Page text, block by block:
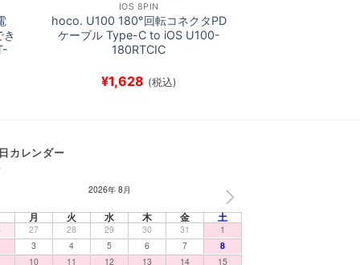
IOS 8PIN
hoco. U100 180°回転コネクタPD
ケーブル Type-C to iOS U100-
180RTCIC
¥1,628 (税込)
カレンダー
2026年 8月
月 火 水 木 金 土
27 28 29 30 31
1
3
4 5 6 7
8
10
11 12 13 14 15